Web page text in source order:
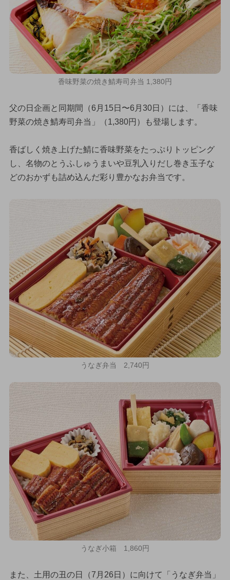
香味野菜の焼き鯖寿司弁当 1,380円
父の日企画と同期間（6月15日〜6月30日）には、「香味
野菜の焼き鯖寿司弁当」（1,380円）も登場します。
香ばしく焼き上げた鯖に香味野菜をたっぷりトッピング
し、名物のとうふしゅうまいや豆乳入りだし巻き玉子な
どのおかずも詰め込んだ彩り豊かなお弁当です。
うなぎ弁当 2,740円
うなぎ小箱 1,860円
また、土用の丑の日（7月26日）に向けて「うなぎ弁当」